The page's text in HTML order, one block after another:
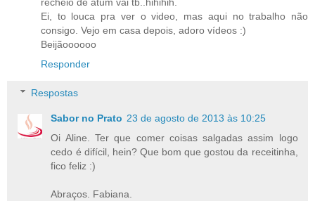
Ei, to louca pra ver o video, mas aqui no trabalho não
consigo. Vejo em casa depois, adoro vídeos :)
Beijãoooooo
Responder
Respostas
Sabor no Prato 23 de agosto de 2013 às 10:25
Oi Aline. Ter que comer coisas salgadas assim logo
cedo é difícil, hein? Que bom que gostou da receitinha,
fico feliz :)
Abraços. Fabiana.